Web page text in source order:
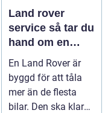
Land rover
service så tar du
hand om en
modern
klassiker
En Land Rover är
byggd för att tåla
mer än de flesta
bilar. Den ska klara